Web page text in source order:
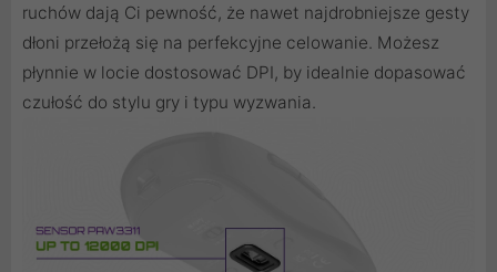
ruchów dają Ci pewność, że nawet najdrobniejsze gesty
dłoni przełożą się na perfekcyjne celowanie. Możesz
płynnie w locie dostosować DPI, by idealnie dopasować
czułość do stylu gry i typu wyzwania.